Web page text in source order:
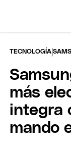
TECNOLOGÍA |
más
integra
mando